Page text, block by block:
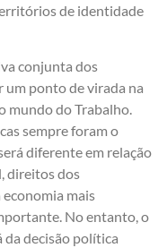
de identidade
conjunta dos
um ponto de virada na
mundo do Trabalho.
sempre foram o
diferente em relação
direitos dos
mais
No entanto, o
da decisão política